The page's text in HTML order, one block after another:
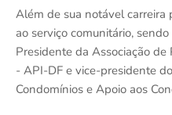
Além de sua notável carreira
ao serviço comunitário,
Presidente da Associação
- API-DF e vice-presidente
Condomínios e Apoio aos